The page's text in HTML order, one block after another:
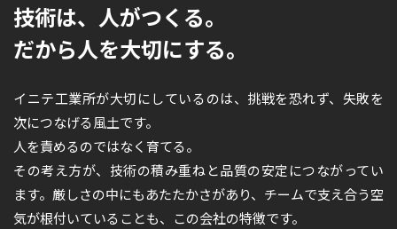
技術は、人がつくる。
だから人を大切にする。
イニテ工業所が大切にしているのは、挑戦を恐れず、失敗を
次につなげる風土です。
人を責めるのではなく育てる。
その考え方が、技術の積み重ねと品質の安定につながってい
ます。厳しさの中にもあたたかさがあり、チームで支え合う空
気が根付いていることも、この会社の特徴です。